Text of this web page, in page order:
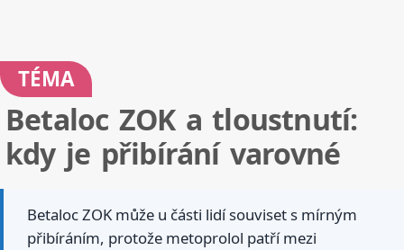
TÉMA
Betaloc ZOK a tloustnutí:
kdy je přibírání varovné
Betaloc ZOK může u části lidí souviset s mírným
přibíráním, protože metoprolol patří mezi